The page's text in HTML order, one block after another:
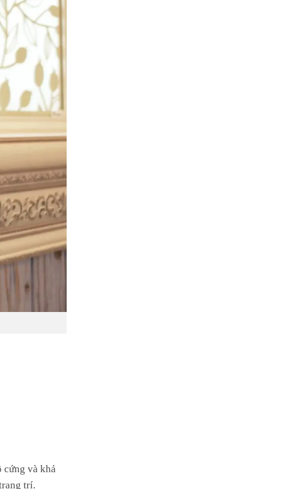
cứng và khả
trí.